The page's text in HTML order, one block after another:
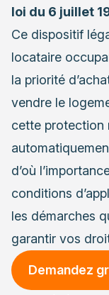
loi du 6 juillet
Ce dispositif
locataire
la priorité
vendre le
cette protection
d’où
conditions
les démarches
garantir vos
Demandez